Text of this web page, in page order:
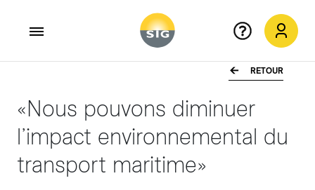
RETOUR
«Nous pouvons diminuer
l’impact environnemental du
transport maritime»